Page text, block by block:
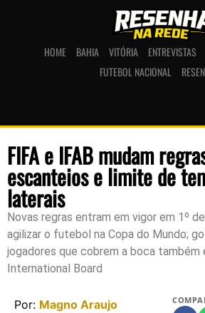
HOME BAHIA VITÓRIA ENTREVISTAS
FUTEBOL NACIONAL
FIFA e IFAB mudam
escanteios e limite de
laterais
Novas regras entram em vigor em 1º
agilizar o futebol na Copa do Mundo;
jogadores que cobrem a boca também
International Board
Por: Magno Araujo